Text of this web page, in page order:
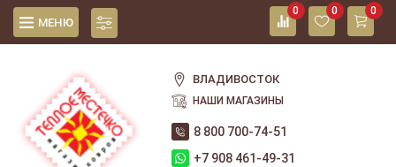
МЕНЮ
0 0 0
ВЛАДИВОСТОК
НАШИ МАГАЗИНЫ
8 800 700-74-51
+7 908 461-49-31